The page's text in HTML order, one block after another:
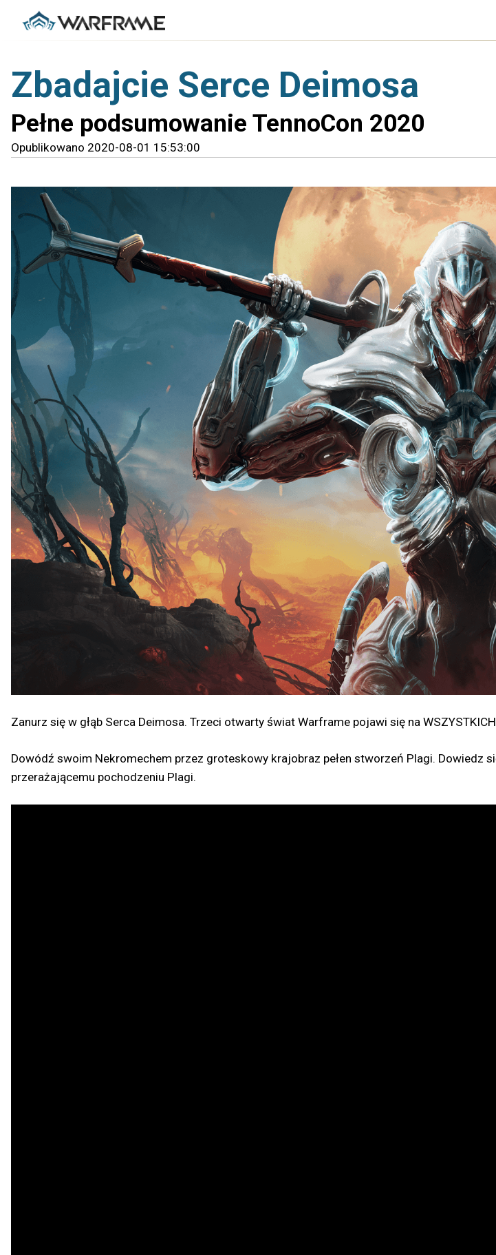
Zbadajcie Serce Deimosa
Pełne podsumowanie TennoCon 2020
Opublikowano 2020-08-01 15:53:00
Zanurz się w głąb Serca Deimosa. Trzeci otwarty świat Warframe pojawi się na
Dowódź swoim Nekromechem przez groteskowy krajobraz pełen stworzeń Plagi. Dowiedz
przerażającemu pochodzeniu Plagi.